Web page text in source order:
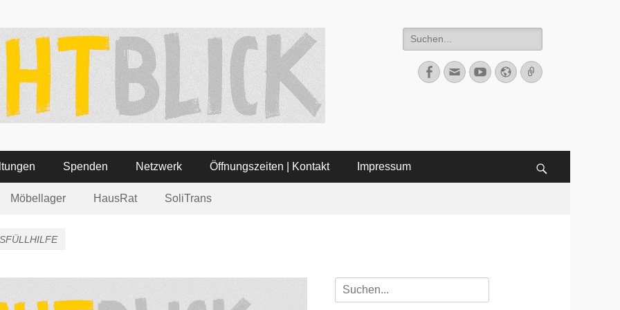
Lichtblick
– Tel: 06321-355340
Suche
nach:
Facebook
E-
Mail
YouTube
WebsiteVerknüpfung
Spenden Netzwerk Öffnungszeiten | Kontakt Impressum
Möbellager HausRat SoliTrans
Suche
nach: